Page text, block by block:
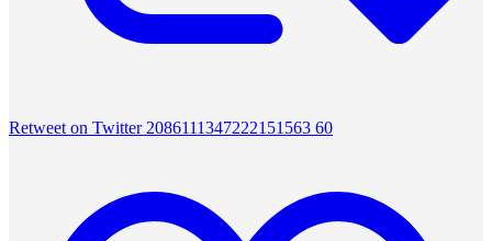
Retweet on Twitter 2086111347222151563 60